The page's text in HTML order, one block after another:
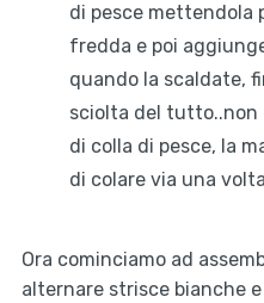
di pesce mettendola
fredda e poi
quando la scaldate,
sciolta del tutto..non
di colla di pesce, la
di colare via una
Ora cominciamo ad
alternare strisce bianche e